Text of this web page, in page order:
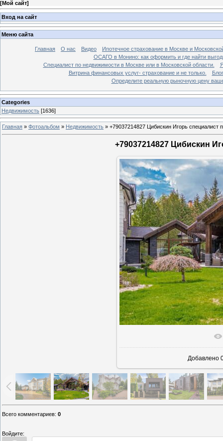
[Мой сайт]
Вход на сайт
Меню сайта
Главная О нас Видео
Ипотечное страхование в Москве и
ОСАГО в Монино: как оформить и где найти
Специалист по недвижимости в Москве или в Московской области.
Витрина финансовых услуг- страхование и не только.
Блог
Определите реальную рыночную цену
Categories
Недвижимость [1636]
Главная » Фотоальбом » Недвижимость » +79037214827 Цибискин Игорь специалист
+79037214827 Цибискин
В
Добавлено
Всего комментариев: 0
Войдите: